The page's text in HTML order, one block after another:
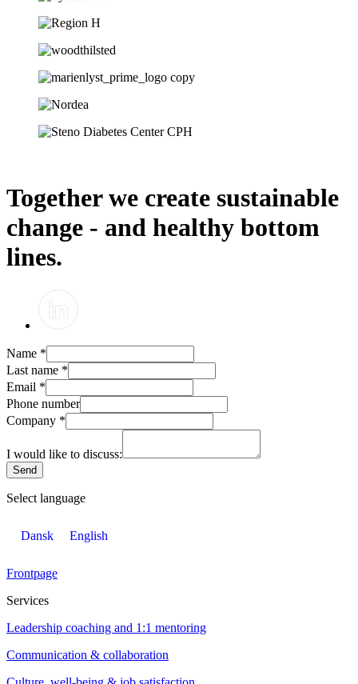
Together we create sustainable
change - and healthy bottom
lines.
Name *
Last name *
Email *
Phone number
Company *
I would like to discuss:
Send
Select language
Dansk English
Frontpage
Services
Leadership coaching and 1:1 mentoring
Communication & collaboration